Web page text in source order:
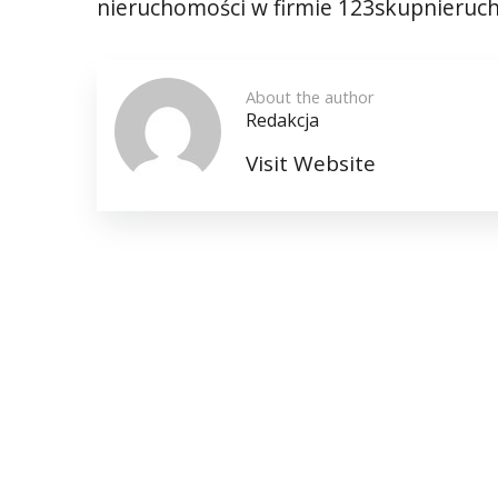
nieruchomości w firmie
About the author
Redakcja
Visit Website